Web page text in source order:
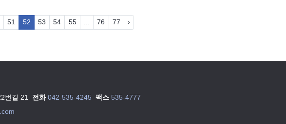
51 52 53 54 55 ... 76 77 ›
번길 21 전화 042-535-4245 팩스 535-4777